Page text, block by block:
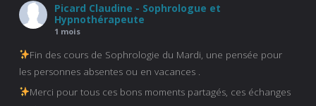
Picard Claudine - Sophrologue et
Hypnothérapeute
1 mois
Fin des cours de Sophrologie du Mardi, une pensée pour
les personnes absentes ou en vacances .
Merci pour tous ces bons moments partagés, ces échanges